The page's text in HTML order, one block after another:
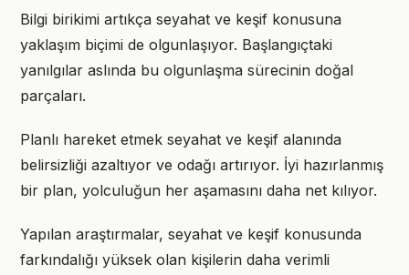
Bilgi birikimi artıkça seyahat ve keşif konusuna
yaklaşım biçimi de olgunlaşıyor. Başlangıçtaki
yanılgılar aslında bu olgunlaşma sürecinin doğal
parçaları.
Planlı hareket etmek seyahat ve keşif alanında
belirsizliği azaltıyor ve odağı artırıyor. İyi hazırlanmış
bir plan, yolculuğun her aşamasını daha net kılıyor.
Yapılan araştırmalar, seyahat ve keşif konusunda
farkındalığı yüksek olan kişilerin daha verimli